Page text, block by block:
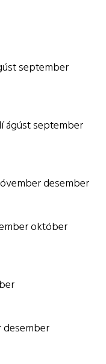
september
ágústseptember
desember
október
desember